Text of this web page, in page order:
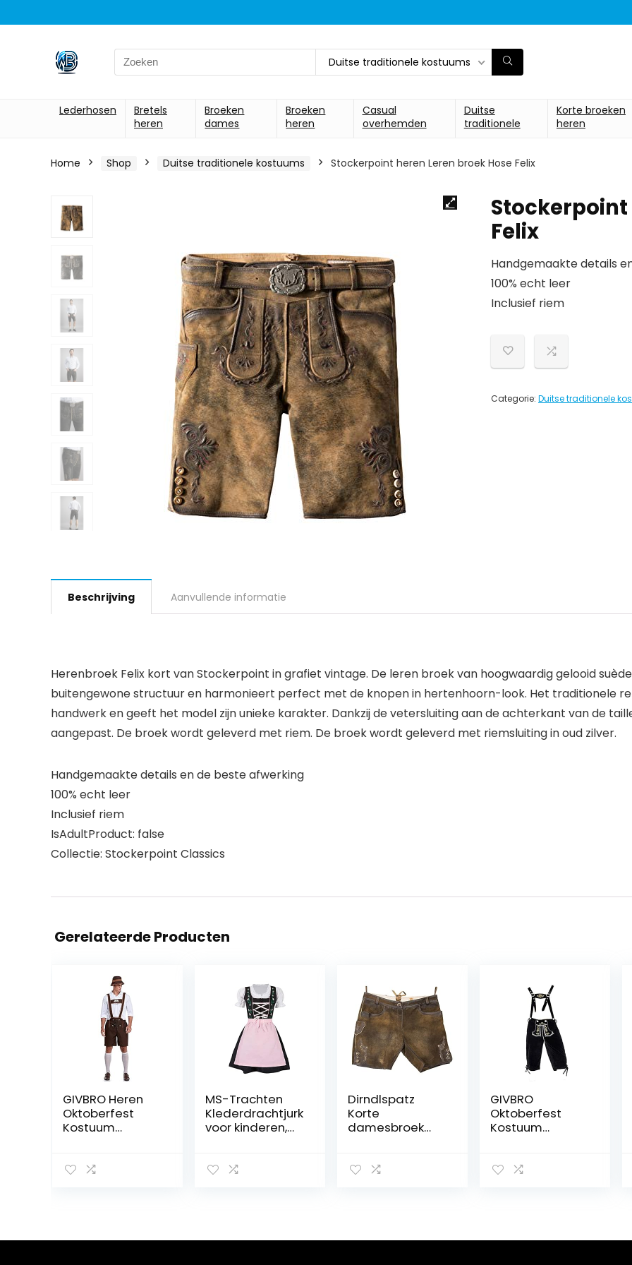
Search
for:
Duitse traditionele kostuums
Lederhosen
Bretels
heren
Broeken
dames
Broeken
heren
Casual
overhemden
Duitse
traditionele
Korte broeken
heren
Home Shop Duitse traditionele kostuums Stockerpoint heren Leren broek Hose Felix
Stockerpoint
Felix
Handgemaakte details
100% echt leer
Inclusief riem
Categorie: Duitse traditionele
Beschrijving Aanvullende informatie
Herenbroek Felix kort van Stockerpoint in grafiet vintage. De leren broek van hoogwaardig gelooid
buitengewone structuur en harmonieert perfect met de knopen in hertenhoorn-look. Het traditionele
handwerk en geeft het model zijn unieke karakter. Dankzij de vetersluiting aan de achterkant van de
aangepast. De broek wordt geleverd met riem. De broek wordt geleverd met riemsluiting in oud zilver.
Handgemaakte details en de beste afwerking
100% echt leer
Inclusief riem
IsAdultProduct: false
Collectie: Stockerpoint Classics
Gerelateerde Producten
GIVBRO Heren
Oktoberfest
Kostuum
Hoed
Halloween
MS-Trachten
Klederdrachtjurk
voor kinderen,
Dirndlspatz
Korte
damesbroek
hoogwaardige
GIVBRO
Oktoberfest
Kostuum
Traditionele
Halloween Dress